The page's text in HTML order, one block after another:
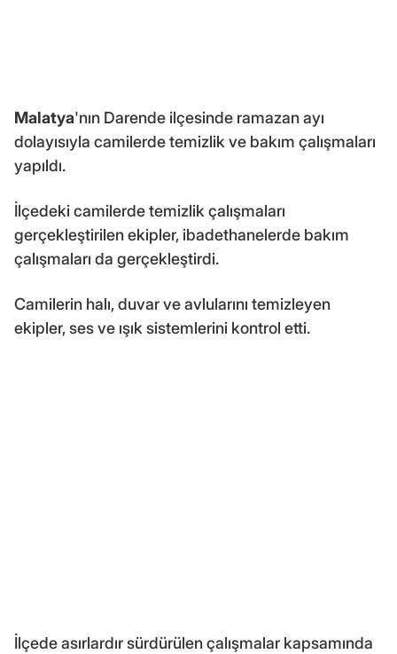
Malatya'nın Darende ilçesinde ramazan ayı
dolayısıyla camilerde temizlik ve bakım çalışmaları
yapıldı.
İlçedeki camilerde temizlik çalışmaları
gerçekleştirilen ekipler, ibadethanelerde bakım
çalışmaları da gerçekleştirdi.
Camilerin halı, duvar ve avlularını temizleyen
ekipler, ses ve ışık sistemlerini kontrol etti.
İlçede asırlardır sürdürülen çalışmalar kapsamında